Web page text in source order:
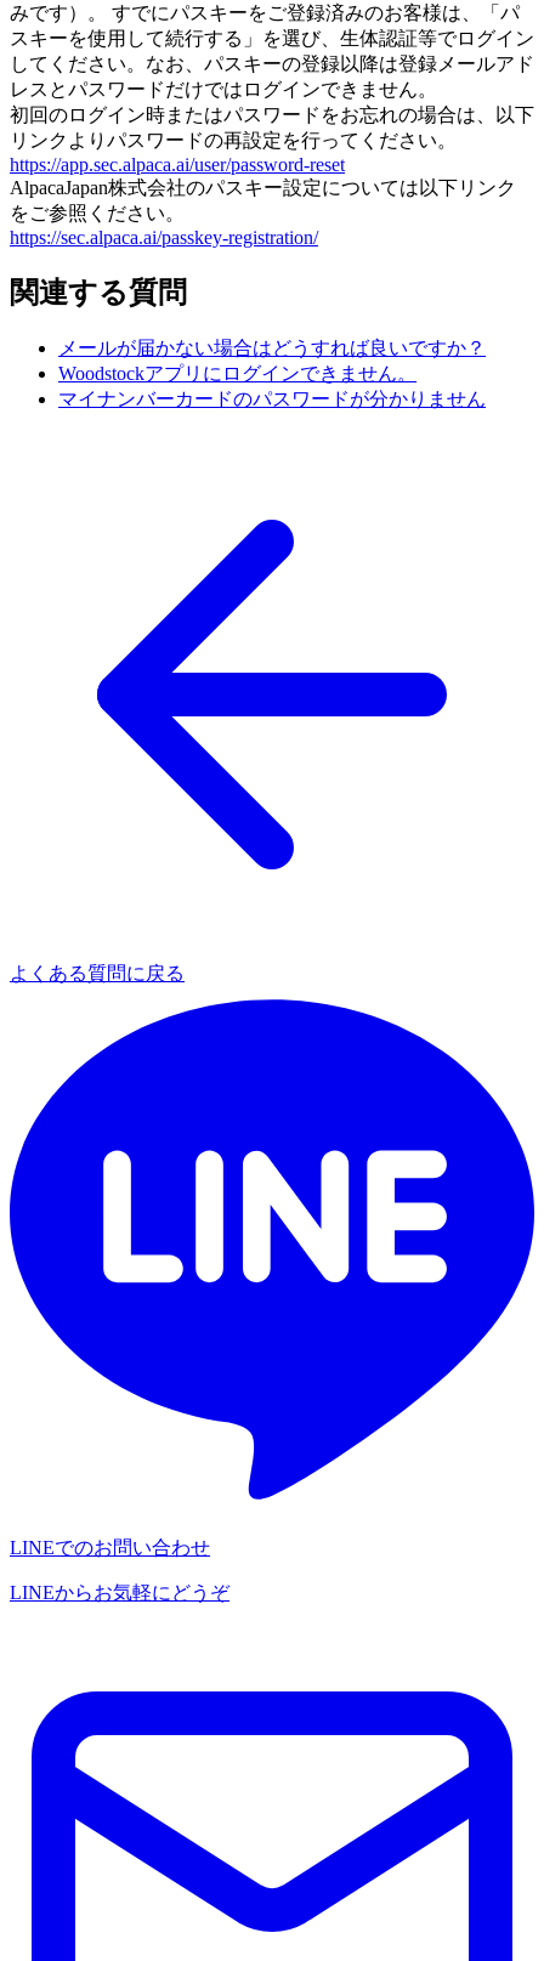
みです）。 すでにパスキーをご登録済みのお客様は、「パ
スキーを使用して続行する」を選び、生体認証等でログイン
してください。なお、パスキーの登録以降は登録メールアド
レスとパスワードだけではログインできません。
初回のログイン時またはパスワードをお忘れの場合は、以下
リンクよりパスワードの再設定を行ってください。
https://app.sec.alpaca.ai/user/password-reset
AlpacaJapan株式会社のパスキー設定については以下リンク
をご参照ください。
https://sec.alpaca.ai/passkey-registration/
関連する質問
メールが届かない場合はどうすれば良いですか？
Woodstockアプリにログインできません。
マイナンバーカードのパスワードが分かりません
よくある質問に戻る
LINEでのお問い合わせ
LINEからお気軽にどうぞ